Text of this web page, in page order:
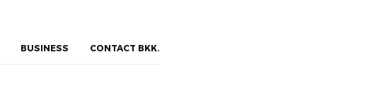
BUSINESS CONTACT BKK.